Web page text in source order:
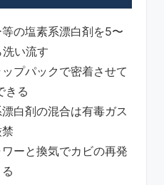
の塩素系漂白剤を5〜
い流す
プパックで密着させて
きる
白剤の混合は有毒ガス
ーと換気でカビの再発